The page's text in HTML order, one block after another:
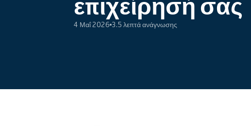
μαθήματά σας
Enterprise
4 Μαΐ 2026 3.5 λεπτά ανάγνωσης